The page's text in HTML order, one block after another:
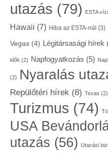
utazás (79) ESTA
Hawaii (7) Hiba az ESTA-nál (3)
Vegas (4) Légitársasági hírek
idők (2) Napfogyatkozás (5)
(2) Nyaralás
Repülőtéri hírek (8) Texas (2)
Turizmus (74)
USA
utazás (56) Utazási